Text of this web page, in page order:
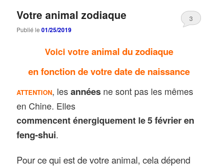
Votre animal zodiaque
Publié le01/25/2019
3
Voici votreanimal du zodiaque
en fonction de votre date de naissance
ATTENTION, lesannées ne sont pas les mêmes
en Chine. Elles
commencent énergiquement le5 février en
feng-shui.
Pour ce qui est de votre animal, cela dépend